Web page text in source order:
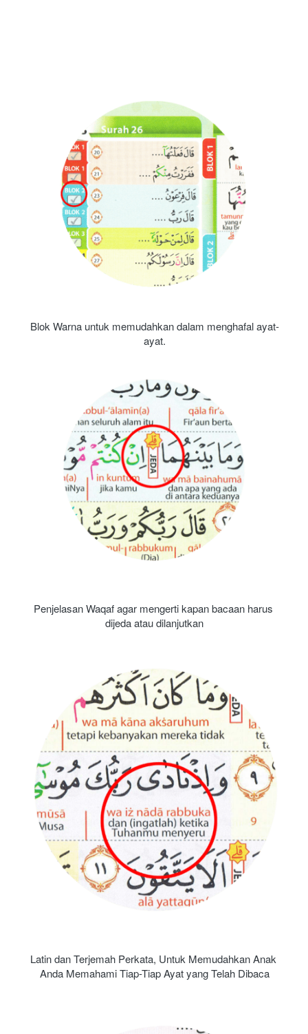
Blok Warna untuk memudahkan dalam menghafal ayat-
ayat.
Penjelasan Waqaf agar mengerti kapan bacaan harus
dijeda atau dilanjutkan
Latin dan Terjemah Perkata, Untuk Memudahkan Anak
Anda Memahami Tiap-Tiap Ayat yang Telah Dibaca